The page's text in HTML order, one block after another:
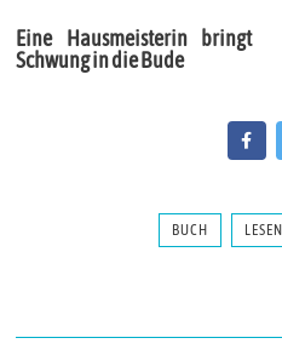
Eine Hausmeisterin bringt
Schwung in die Bude
BUCH LESEN